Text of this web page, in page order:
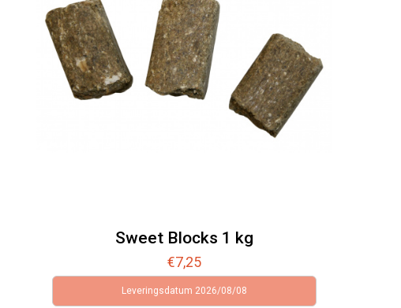
Sweet Blocks 1 kg
€7,25
Leveringsdatum 2026/08/08